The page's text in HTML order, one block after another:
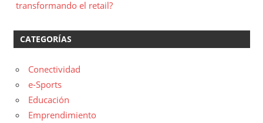
transformando el retail?
CATEGORÍAS
Conectividad
e-Sports
Educación
Emprendimiento